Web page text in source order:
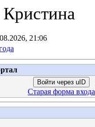
21:06
Войти через uID
Старая форма входа